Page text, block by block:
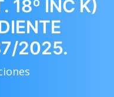
18º INC K)
2025.